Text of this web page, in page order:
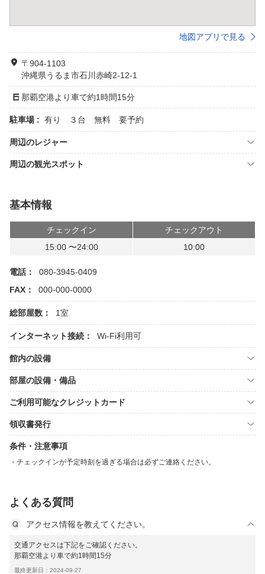
地図アプリで見る
〒904-1103
沖縄県うるま市石川赤崎2-12-1
那覇空港より車で約1時間15分
駐車場 : 有り ３台 無料 要予約
周辺のレジャー
周辺の観光スポット
基本情報
チェックイン
チェックアウト
15:00 〜24:00
10:00
電話：
080-3945-0409
FAX：
000-000-0000
総部屋数： 1室
インターネット接続： Wi-Fi利用可
館内の設備
部屋の設備・備品
ご利用可能なクレジットカード
領収書発行
条件・注意事項
チェックインが予定時刻を過ぎる場合は必ずご連絡ください。
よくある質問
アクセス情報を教えてください。
交通アクセスは下記をご確認ください。
那覇空港より車で約1時間15分
最終更新日：2024-09-27